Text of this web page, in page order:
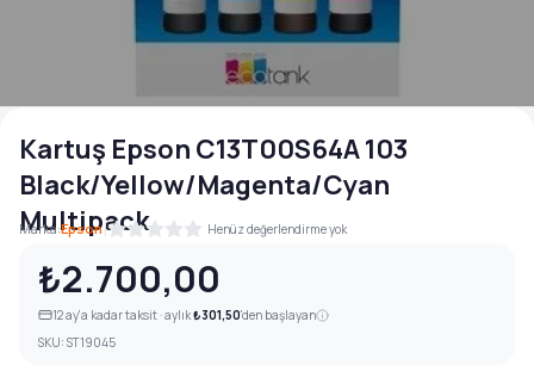
Kartuş Epson C13T00S64A 103
Black/Yellow/Magenta/Cyan
Multipack
Marka:Epson| Henüz değerlendirme yok
₺2.700,00
12ay'a kadar taksit · aylık₺301,50'den başlayan
SKU: ST19045